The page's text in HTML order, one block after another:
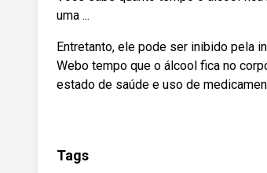
uma ...
Entretanto, ele pode ser inibido pela
Webo tempo que o álcool fica no
estado de saúde e uso de
Tags